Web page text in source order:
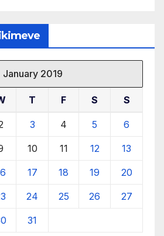
January 2019
T F S S
3 4 5 6
10 11 12 13
17 18 19 20
24 25 26 27
31